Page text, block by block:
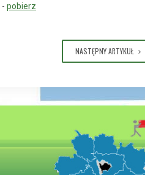
pobierz
NASTĘPNY ARTYKUŁ